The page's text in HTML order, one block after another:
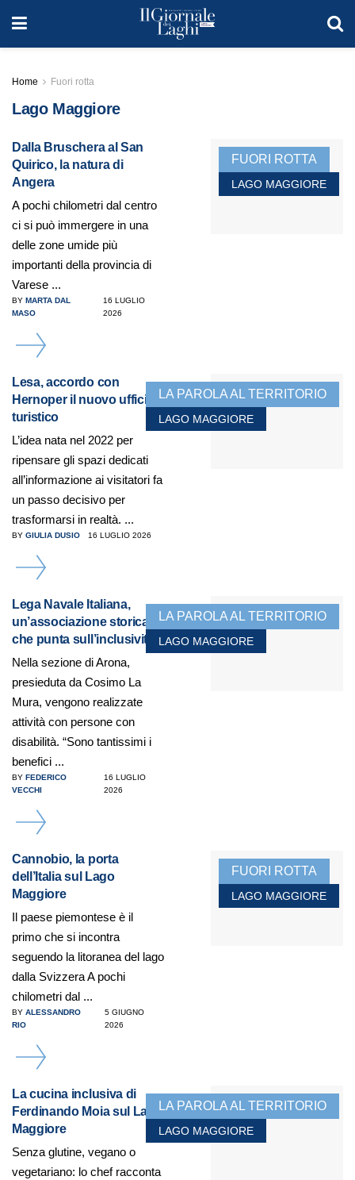
Home Fuori rotta
Lago Maggiore
FUORI ROTTA
LAGO MAGGIORE
Dalla Bruschera al San
Quirico, la natura di
Angera
A pochi chilometri dal centro
ci si può immergere in una
delle zone umide più
importanti della provincia di
Varese ...
BY MARTA DAL
MASO
16 LUGLIO
2026
DETAILS
LA PAROLA AL TERRITORIO
LAGO MAGGIORE
Lesa, accordo con
Hernoper il nuovo ufficio
turistico
L’idea nata nel 2022 per
ripensare gli spazi dedicati
all’informazione ai visitatori fa
un passo decisivo per
trasformarsi in realtà. ...
BY GIULIA DUSIO 16 LUGLIO 2026
DETAILS
LA PAROLA AL TERRITORIO
LAGO MAGGIORE
Lega Navale Italiana,
un’associazione storica
che punta sull’inclusività
Nella sezione di Arona,
presieduta da Cosimo La
Mura, vengono realizzate
attività con persone con
disabilità. “Sono tantissimi i
benefici ...
BY FEDERICO
VECCHI
16 LUGLIO
2026
DETAILS
FUORI ROTTA
LAGO MAGGIORE
Cannobio, la porta
dell’Italia sul Lago
Maggiore
Il paese piemontese è il
primo che si incontra
seguendo la litoranea del lago
dalla Svizzera A pochi
chilometri dal ...
BY ALESSANDRO
RIO
5 GIUGNO
2026
DETAILS
LA PAROLA AL TERRITORIO
LAGO MAGGIORE
La cucina inclusiva di
Ferdinando Moia sul Lago
Maggiore
Senza glutine, vegano o
vegetariano: lo chef racconta